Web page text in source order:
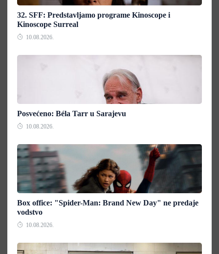
32. SFF: Predstavljamo programe Kinoscope i
Kinoscope Surreal
10.08.2026.
Posvećeno: Béla Tarr u Sarajevu
10.08.2026.
Box office: "Spider-Man: Brand New Day" ne predaje
vodstvo
10.08.2026.